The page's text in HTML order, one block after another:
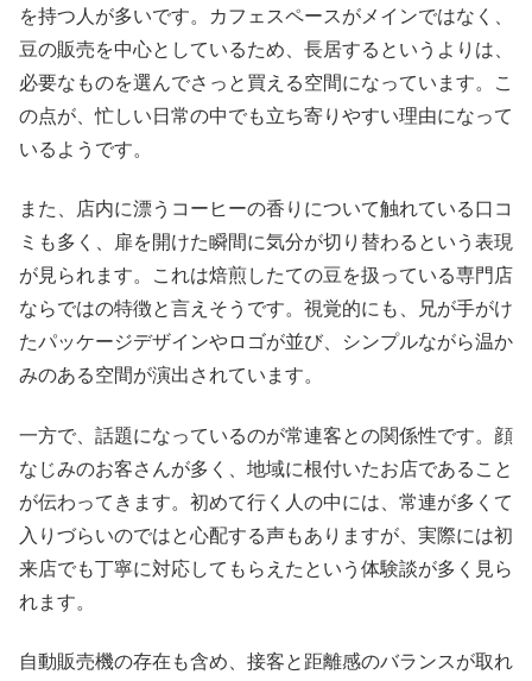
を持つ人が多いです。カフェスペースがメインではなく、
豆の販売を中心としているため、長居するというよりは、
必要なものを選んでさっと買える空間になっています。こ
の点が、忙しい日常の中でも立ち寄りやすい理由になって
いるようです。
また、店内に漂うコーヒーの香りについて触れている口コ
ミも多く、扉を開けた瞬間に気分が切り替わるという表現
が見られます。これは焙煎したての豆を扱っている専門店
ならではの特徴と言えそうです。視覚的にも、兄が手がけ
たパッケージデザインやロゴが並び、シンプルながら温か
みのある空間が演出されています。
一方で、話題になっているのが常連客との関係性です。顔
なじみのお客さんが多く、地域に根付いたお店であること
が伝わってきます。初めて行く人の中には、常連が多くて
入りづらいのではと心配する声もありますが、実際には初
来店でも丁寧に対応してもらえたという体験談が多く見ら
れます。
自動販売機の存在も含め、接客と距離感のバランスが取れ